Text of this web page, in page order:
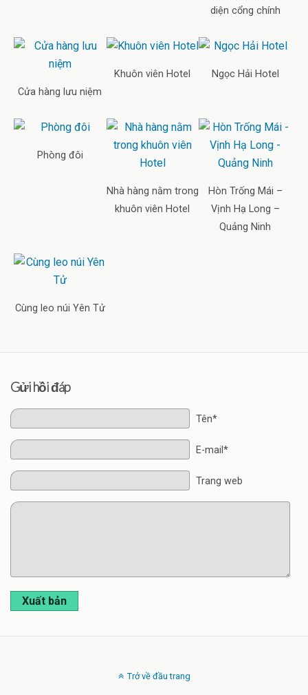
diện cổng chính
Cửa hàng lưu niệm
Khuôn viên Hotel Ngọc Hải Hotel
Phòng đôi
Nhà hàng nằm trong
khuôn viên Hotel
Hòn Trống Mái –
Vịnh Hạ Long –
Quảng Ninh
Cùng leo núi Yên Tử
Gửi hồi đáp
Tên*
E-mail*
Trang web
Xuất bản
Trở về đầu trang